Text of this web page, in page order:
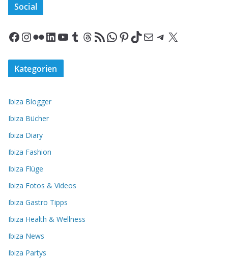
Social
Facebook InstagramFlickr LinkedIn YouTube Tumblr Threads RSS-Feed WhatsApp Pinterest TikTok E-Mail Telegram X
Kategorien
Ibiza Blogger
Ibiza Bücher
Ibiza Diary
Ibiza Fashion
Ibiza Flüge
Ibiza Fotos & Videos
Ibiza Gastro Tipps
Ibiza Health & Wellness
Ibiza News
Ibiza Partys